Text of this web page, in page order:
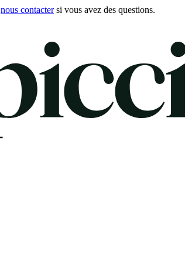
nous contactersi vous avez des questions.